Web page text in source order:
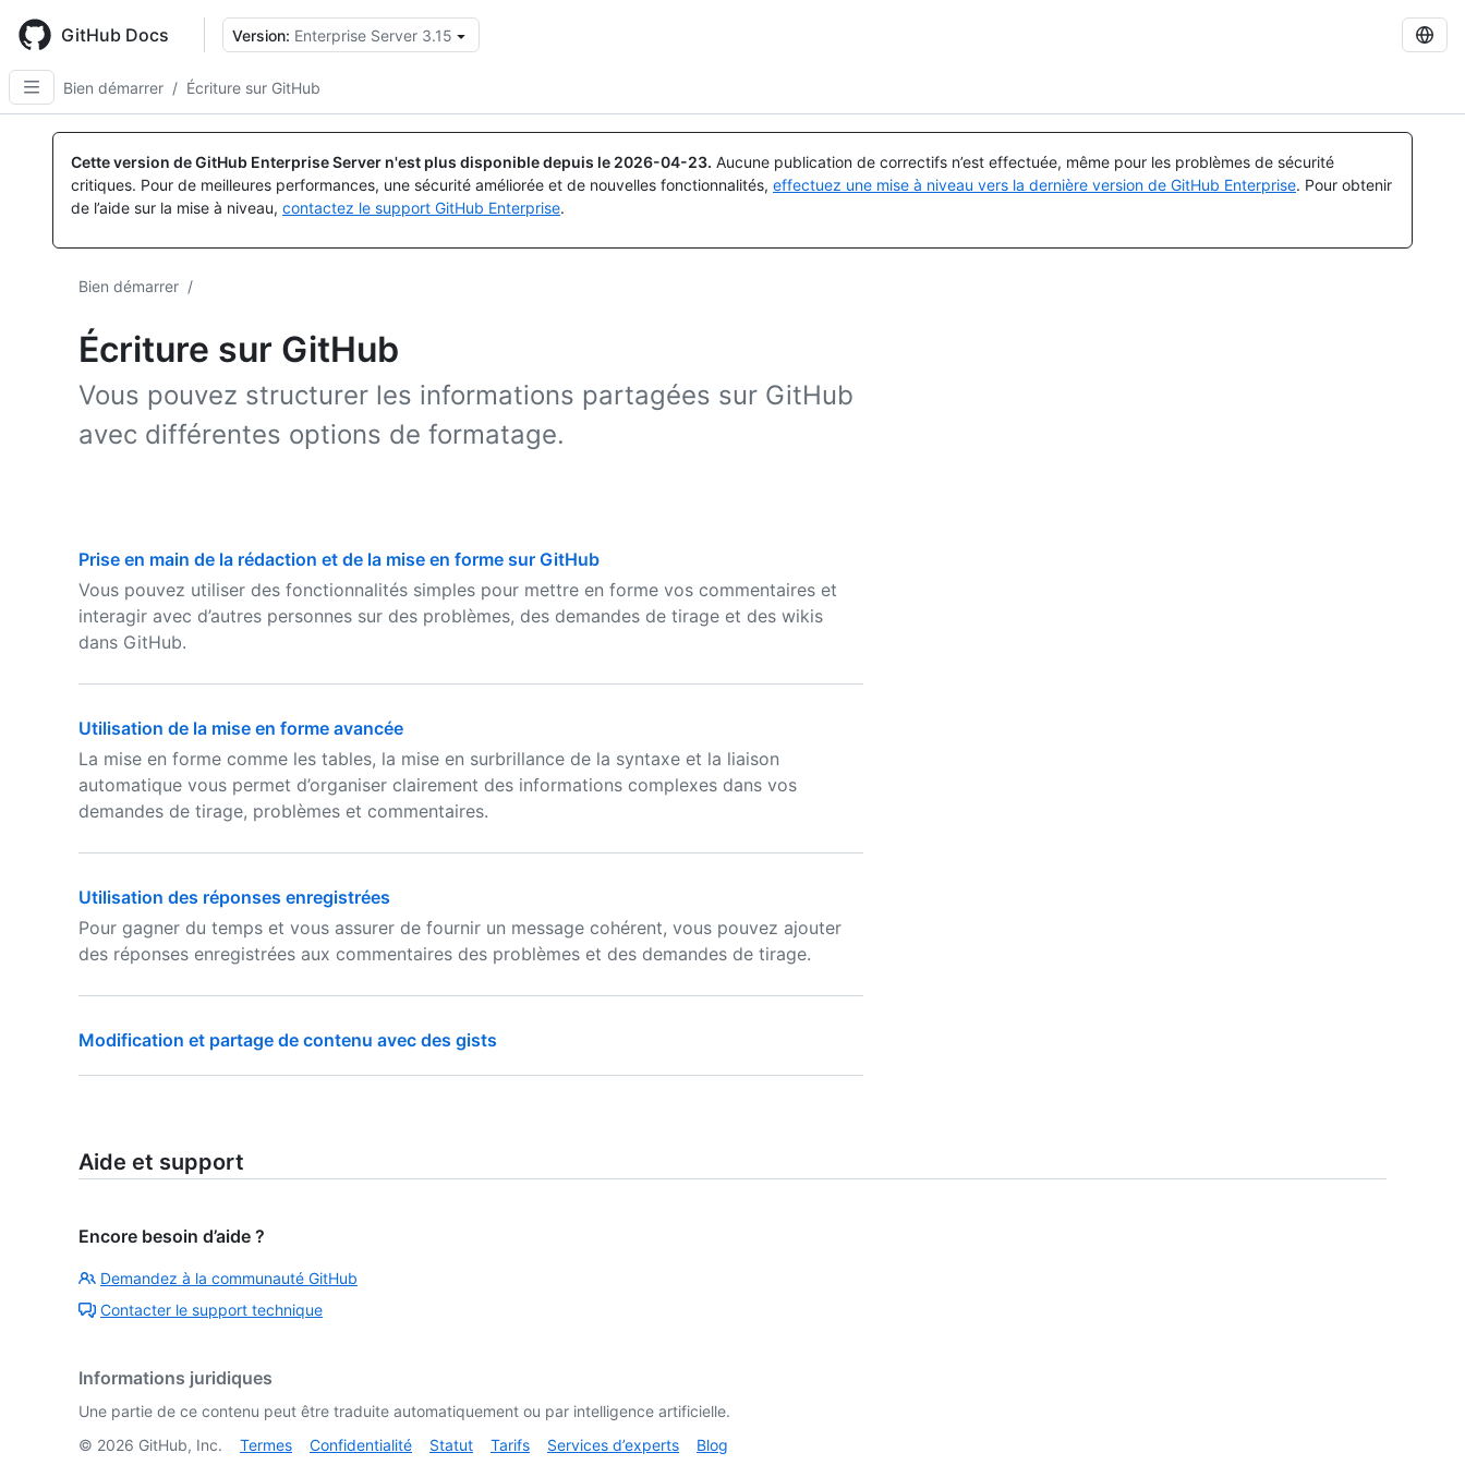
main
content
GitHub Docs Version: Enterprise Server 3.15
Bien démarrer / Écriture sur GitHub
Cette version de GitHub Enterprise Server n'est plus disponible depuis le 2026-04-23. Aucune publication de correctifs n’est effectuée, même pour les problèmes de sécurité
critiques. Pour de meilleures performances, une sécurité améliorée et de nouvelles fonctionnalités, effectuez une mise à niveau vers la dernière version de GitHub Enterprise. Pour obtenir
de l’aide sur la mise à niveau, contactez le support GitHub Enterprise.
Bien démarrer /
Écriture sur GitHub
Vous pouvez structurer les informations partagées sur GitHub
avec différentes options de formatage.
Prise en main de la rédaction et de la mise en forme sur GitHub
Vous pouvez utiliser des fonctionnalités simples pour mettre en forme vos commentaires et
interagir avec d’autres personnes sur des problèmes, des demandes de tirage et des wikis
dans GitHub.
Utilisation de la mise en forme avancée
La mise en forme comme les tables, la mise en surbrillance de la syntaxe et la liaison
automatique vous permet d’organiser clairement des informations complexes dans vos
demandes de tirage, problèmes et commentaires.
Utilisation des réponses enregistrées
Pour gagner du temps et vous assurer de fournir un message cohérent, vous pouvez ajouter
des réponses enregistrées aux commentaires des problèmes et des demandes de tirage.
Modification et partage de contenu avec des gists
Aide et support
Encore besoin d’aide ?
Demandez à la communauté GitHub
Contacter le support technique
Informations juridiques
Une partie de ce contenu peut être traduite automatiquement ou par intelligence artificielle.
© 2026 GitHub, Inc. Termes Confidentialité Statut Tarifs Services d’experts Blog